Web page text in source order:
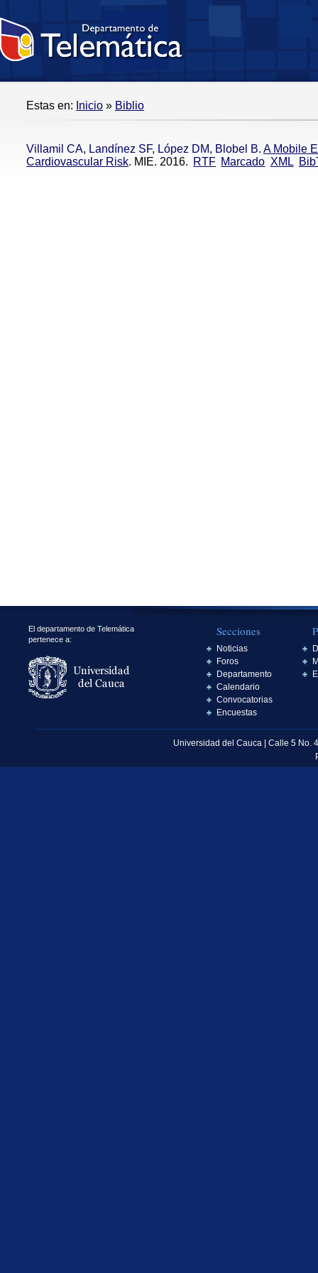
Estas en: Inicio » Biblio
Villamil CA, Landínez SF, López DM, Blobel B. A Mobile
Cardiovascular Risk. MIE. 2016. RTF Marcado XML
El departamento de Telemática
pertenece a:
Secciones
Noticias
Foros
Departamento
Calendario
Convocatorias
Encuestas
Universidad del Cauca | Calle 5 No.